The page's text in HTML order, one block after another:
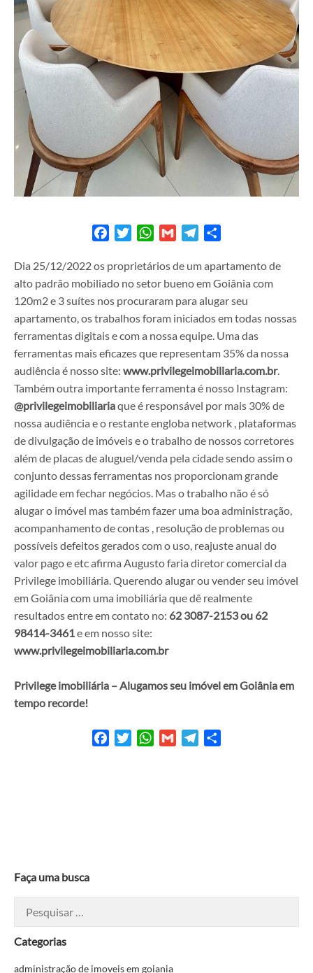
FacebookTwitterWhatsApp
Gmail Telegram
Dia 25/12/2022 os proprietários de um apartamento de
alto padrão mobiliado no setor bueno em Goiânia com
120m2 e 3 suítes nos procuraram para alugar seu
apartamento, os trabalhos foram iniciados em todas nossas
ferramentas digitais e com a nossa equipe. Uma das
ferramentas mais eficazes que representam 35% da nossa
audiência é nosso site: www.privilegeimobiliaria.com.br.
Também outra importante ferramenta é nosso Instagram:
@privilegeimobiliariaque é responsável por mais 30% de
nossa audiência e o restante engloba network , plataformas
de divulgação de imóveis e o trabalho de nossos corretores
além de placas de aluguel/venda pela cidade sendo assim o
conjunto dessas ferramentas nos proporcionam grande
agilidade em fechar negócios. Mas o trabalho não é só
alugar o imóvel mas também fazer uma boa administração,
acompanhamento de contas , resolução de problemas ou
possíveis defeitos gerados com o uso, reajuste anual do
valor pago e etc afirma Augusto faria diretor comercial da
Privilege imobiliária. Querendo alugar ou vender seu imóvel
em Goiânia com uma imobiliária que dê realmente
resultados entre em contato no: 62 3087-2153 ou 62
98414-3461 e em nosso site:
www.privilegeimobiliaria.com.br
Privilege imobiliária – Alugamos seu imóvel em Goiânia em
tempo recorde!
FacebookTwitterWhatsApp
Gmail Telegram
Faça uma busca
por:
Categorias
administração de imoveis em goiania